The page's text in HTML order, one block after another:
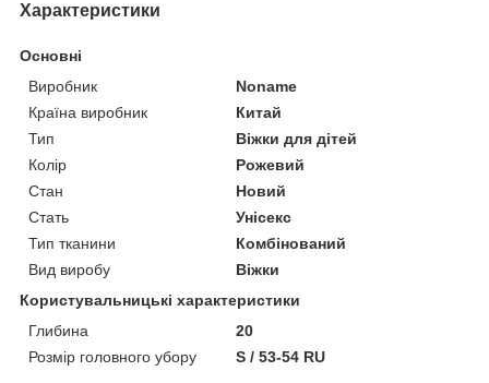
Характеристики
Основні
Виробник
Noname
Країна виробник
Китай
Тип
Віжки для дітей
Колір
Рожевий
Стан
Новий
Стать
Унісекс
Тип тканини
Комбінований
Вид виробу
Віжки
Користувальницькі характеристики
Глибина
20
Розмір головного убору
S / 53-54 RU